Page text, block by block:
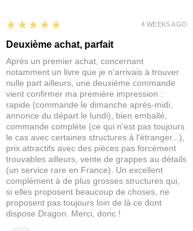
5
★★★★★
Deuxième achat, parfait
Après un premier achat, concernant
notamment un livre que je n'arrivais à trouver
nulle part ailleurs, une deuxième commande
vient confirmer ma première impression :
rapide (commande le dimanche après-midi,
annonce du départ le lundi), bien emballé,
commande complète (ce qui n'est pas toujours
le cas avec certaines structures à l'étranger...),
prix attractifs avec des pièces pas forcément
trouvables ailleurs, vente de grappes au détails
(un service rare en France). Un excellent
complément à de plus grosses structures qui,
si elles proposent beaucoup de choses, ne
proposent pas toujours loin de là ce dont
dispose Dragon. Merci, donc !
4 WEEKS AGO